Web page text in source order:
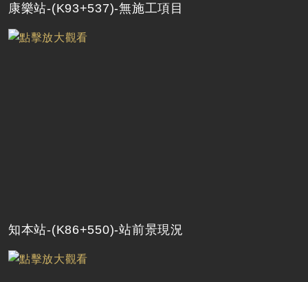
康樂站-(K93+537)-無施工項目
知本站-(K86+550)-站前景現況